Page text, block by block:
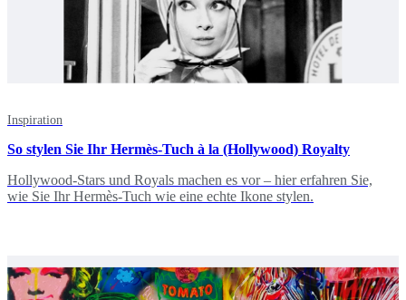
Inspiration
So stylen Sie Ihr Hermès-Tuch à la (Hollywood) Royalty
Hollywood-Stars und Royals machen es vor – hier erfahren Sie,
wie Sie Ihr Hermès-Tuch wie eine echte Ikone stylen.